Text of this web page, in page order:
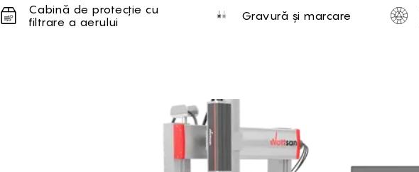
Unique selling proposition
Cabină de protecție cu
filtrare a aerului
Gravură și marcare
Brief of FL GT